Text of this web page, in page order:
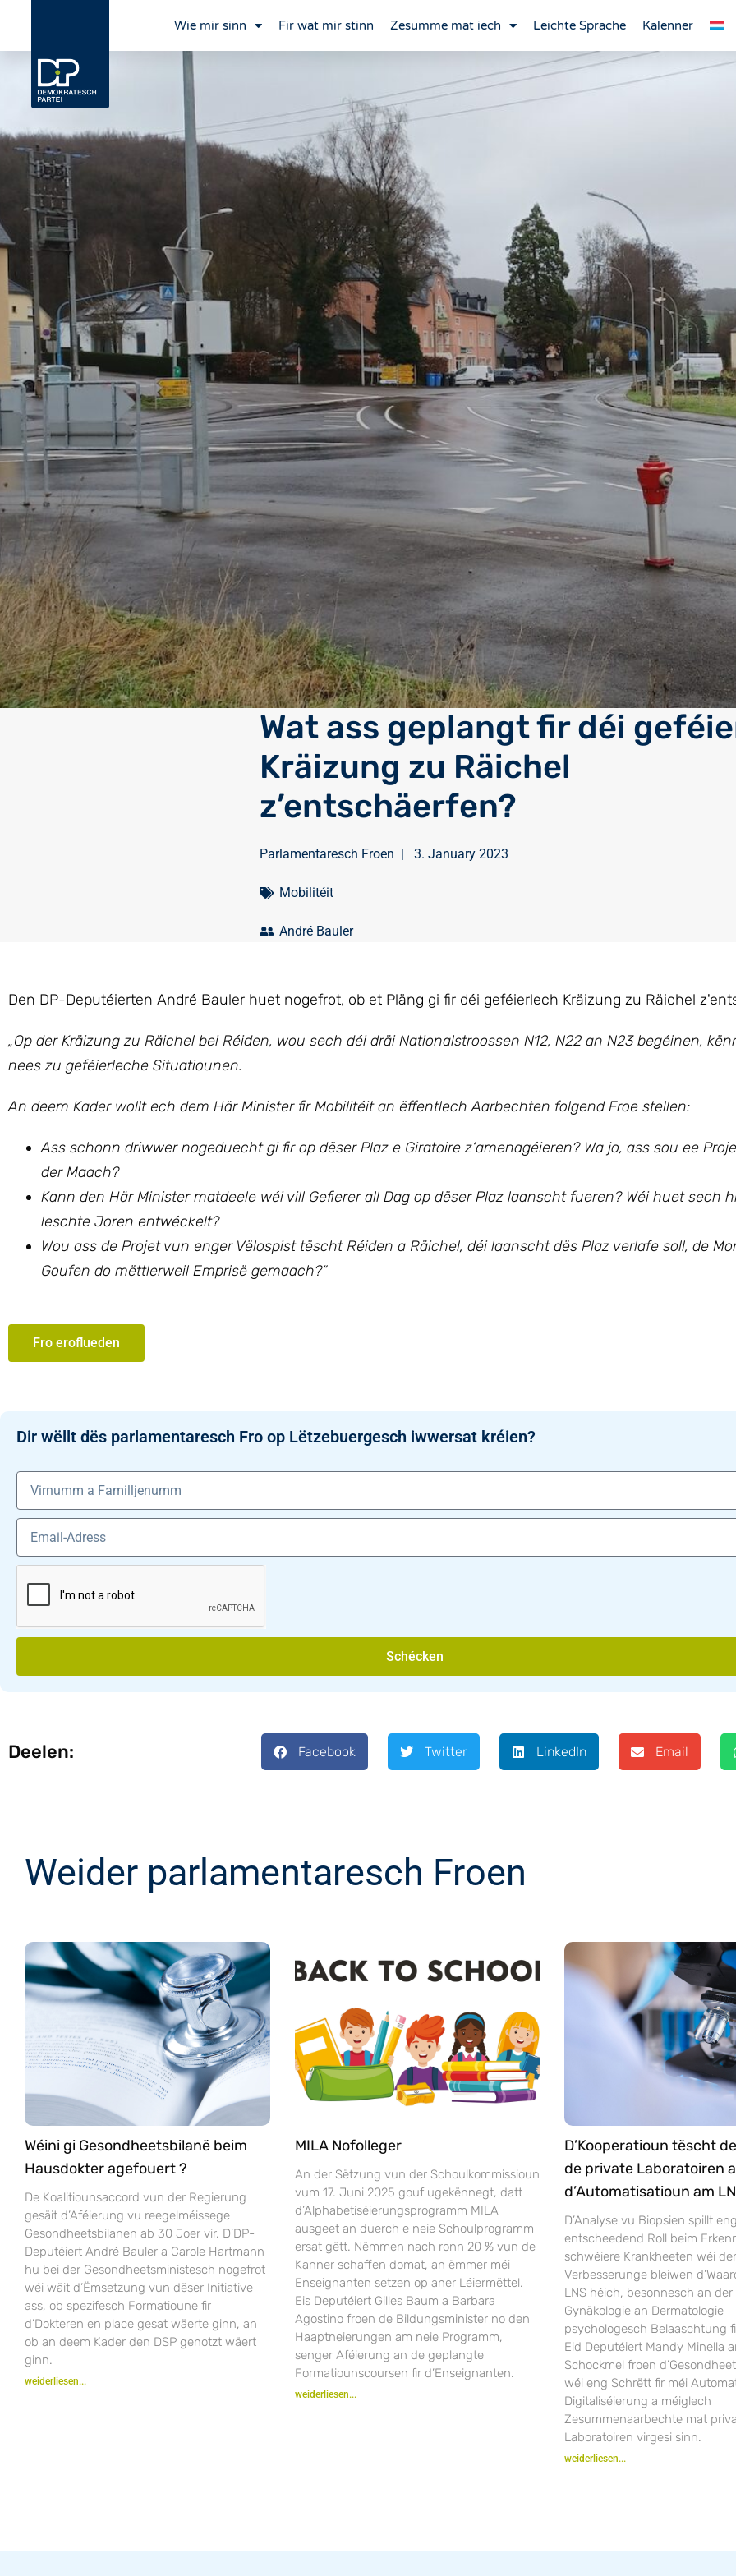
Wie mir sinn Fir wat mir stinn Zesumme mat iech Leichte Sprache Kalenner
Wat ass geplangt fir déi
Kräizung zu Räichel
z’entschäerfen?
Parlamentaresch Froen | 3. January 2023
Mobilitéit
André Bauler
Den DP-Deputéierten André Bauler huet nogefrot, ob et Pläng gi fir déi geféierlech Kräizung zu Räichel
„Op der Kräizung zu Räichel bei Réiden, wou sech déi dräi Nationalstroossen N12, N22 an N23 begéinen,
nees zu geféierleche Situatiounen.
An deem Kader wollt ech dem Här Minister fir Mobilitéit an ëffentlech Aarbechten folgend Froe stellen:
Ass schonn driwwer nogeduecht gi fir op dëser Plaz e Giratoire z‘amenagéieren? Wa jo, ass sou ee
der Maach?
Kann den Här Minister matdeele wéi vill Gefierer all Dag op dëser Plaz laanscht fueren? Wéi huet sech
leschte Joren entwéckelt?
Wou ass de Projet vun enger Vëlospist tëscht Réiden a Räichel, déi laanscht dës Plaz verlafe soll, de
Goufen do mëttlerweil Emprisë gemaach?“
Fro eroflueden
Dir wëllt dës parlamentaresch Fro op Lëtzebuergesch iwwersat kréien?
Schécken
Deelen: Facebook Twitter LinkedIn Email
Weider parlamentaresch Froen
Wéini gi Gesondheetsbilanë beim
Hausdokter agefouert ?
De Koalitiounsaccord vun der Regierung
gesäit d’Aféierung vu reegelméissege
Gesondheetsbilanen ab 30 Joer vir. D’DP-
Deputéiert André Bauler a Carole Hartmann
hu bei der Gesondheetsministesch nogefrot
wéi wäit d’Ëmsetzung vun dëser Initiative
ass, ob spezifesch Formatioune fir
d’Dokteren en place gesat wäerte ginn, an
ob an deem Kader den DSP genotzt wäert
ginn.
weiderliesen...
MILA Nofolleger
An der Sëtzung vun der Schoulkommissioun
vum 17. Juni 2025 gouf ugekënnegt, datt
d’Alphabetiséierungsprogramm MILA
ausgeet an duerch e neie Schoulprogramm
ersat gëtt. Nëmmen nach ronn 20 % vun de
Kanner schaffen domat, an ëmmer méi
Enseignanten setzen op aner Léiermëttel.
Eis Deputéiert Gilles Baum a Barbara
Agostino froen de Bildungsminister no den
Haaptneierungen am neie Programm,
senger Aféierung an de geplangte
Formatiounscoursen fir d’Enseignanten.
weiderliesen...
D’Kooperatioun tëscht
de private Laboratoiren
d’Automatisatioun am
D’Analyse vu Biopsien spillt eng
entscheedend Roll beim
schwéiere Krankheeten wéi
Verbesserunge bleiwen
LNS héich, besonnesch an der
Gynäkologie an Dermatologie
psychologesch Belaaschtung
Eid Deputéiert Mandy Minella
Schockmel froen
wéi eng Schrëtt fir méi
Digitaliséierung a méiglech
Zesummenaarbechte mat
Laboratoiren virgesi sinn.
weiderliesen...